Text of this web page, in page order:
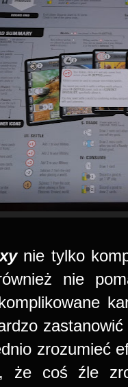
nie tylko
nie
zrozumieć
że coś źle